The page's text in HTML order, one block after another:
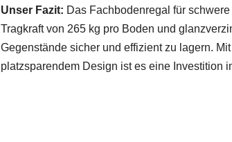
Unser Fazit: Das Fachbodenregal für
Tragkraft von 265 kg pro Boden und
Gegenstände sicher und effizient zu lagern.
platzsparendem Design ist es eine Investition